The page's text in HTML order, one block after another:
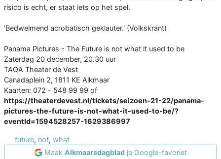
risico is echt, er staat iets op het spel.
'Bedwelmend acrobatisch geklauter.' (Volkskrant)
Panama Pictures - The Future is not what it used to be
Zaterdag 20 december, 20.30 uur
TAQA Theater de Vest
Canadaplein 2, 1811 KE Alkmaar
Kaarten: 072 - 548 99 99 of
https://theaterdevest.nl/tickets/seizoen-21-22/panama-
pictures-the-future-is-not-what-it-used-to-be/?
eventId=1594528257-1629386997
future, not, what
Maak Alkmaarsdagbladje Google-favoriet